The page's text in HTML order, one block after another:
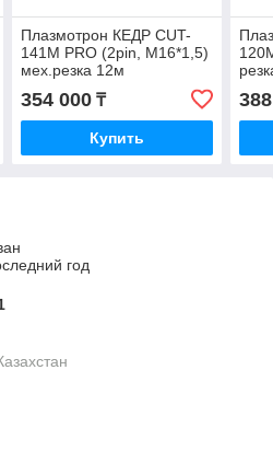
Плазмотрон КЕДР CUT-
141M PRO (2pin, M16*1,5)
мех.резка 12м
354 000₸
Купить
год